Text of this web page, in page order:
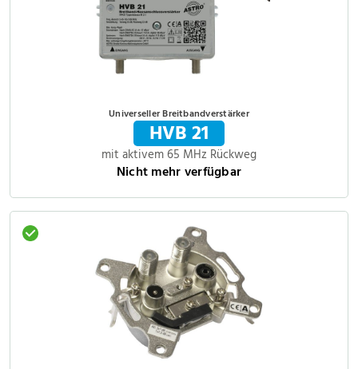
Universeller Breitbandverstärker
HVB 21
mit aktivem 65 MHz Rückweg
Nicht mehr verfügbar